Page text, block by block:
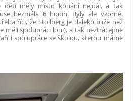
děti měly místo konání nejdál, a tak
bezmála 6 hodin. Byly ale vzorné.
říci, že Stollberg je daleko blíže než
měli spolupráci loni), a tak neztrácejme
i spolupráce se školou, kterou máme